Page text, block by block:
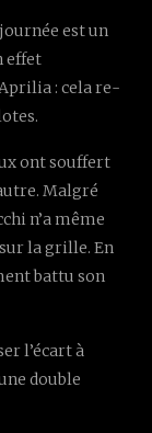
est un
effet
: cela re-
ont souffert
Malgré
n’a même
la grille. En
battu son
l’écart à
double